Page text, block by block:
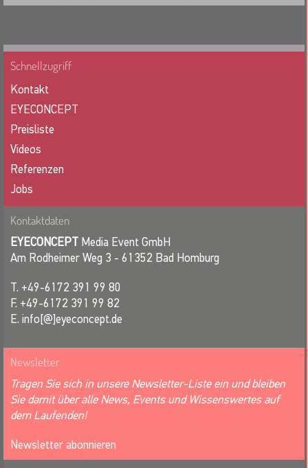
Schnellzugriff
Kontakt
EYECONCEPT
Preisliste
Videos
Referenzen
Jobs
Kontaktdaten
EYECONCEPT Media Event GmbH
Am Rodheimer Weg 3 - 61352 Bad Homburg
T. +49-6172 391 99 80
F. +49-6172 391 99 82
E. info[@]eyeconcept.de
Newsletter
Tragen Sie sich in unsere Newsletter-Liste ein und bleiben
Sie damit über alle News, Events und Wissenswertes auf
dem Laufenden!
Newsletter abonnieren